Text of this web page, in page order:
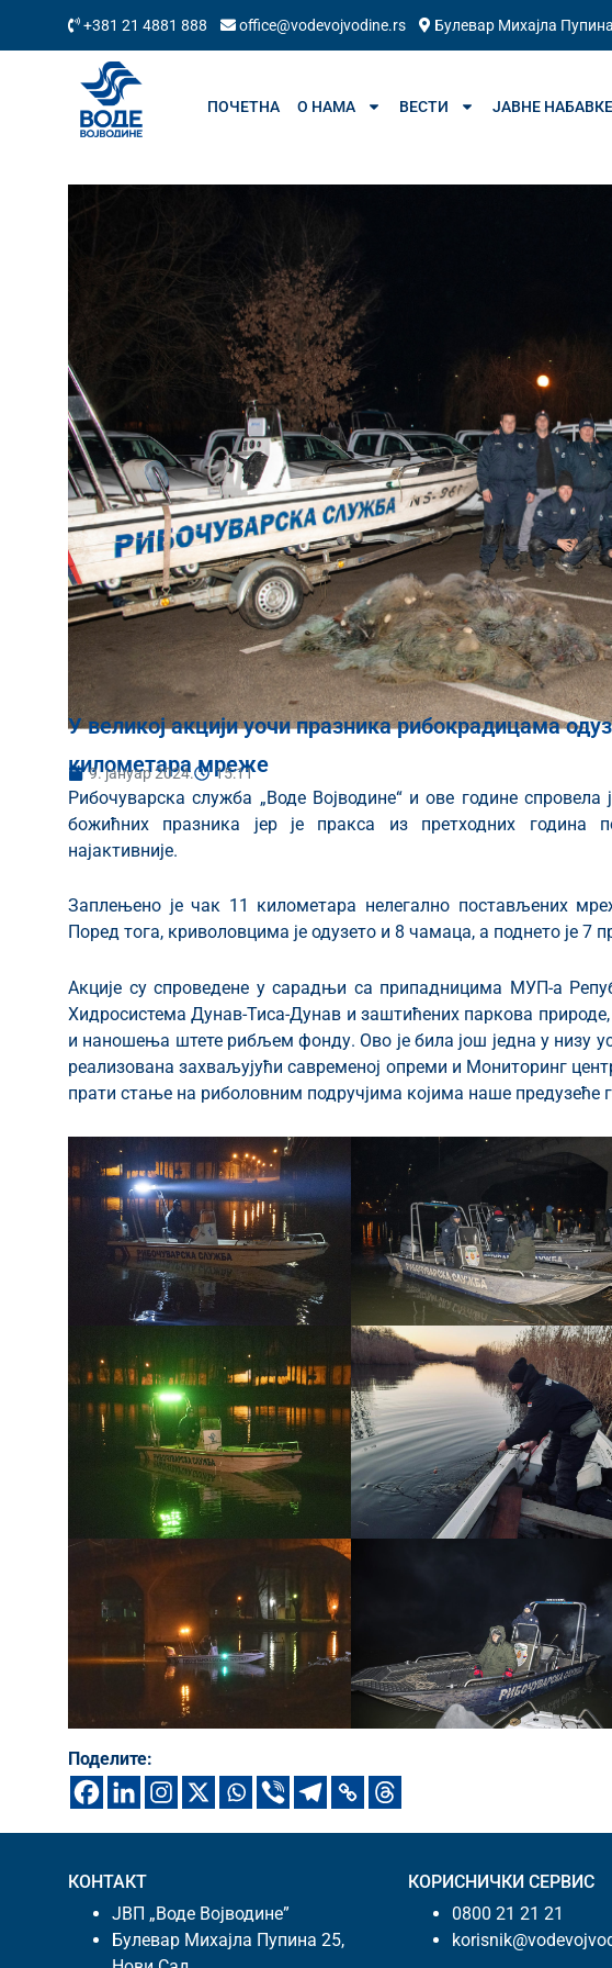
+381 21 4881 888 office@vodevojvodine.rs Булевар Михајла
ПОЧЕТНА О НАМА ВЕСТИ ЈАВНЕ НАБАВКЕ
У великој акцији уочи празника рибокрадицама
километара мреже
9. јануар 2024. 15:11
Рибочуварска служба „Воде Војводине“ и ове године
божићних празника јер је пракса из претходних година
најактивније.
Заплењено је чак 11 километара нелегално постављених
Поред тога, криволовцима је одузето и 8 чамаца, а поднето је 7
Акције су спроведене у сарадњи са припадницима МУП-а
Хидросистема Дунав-Тиса-Дунав и заштићених паркова
и наношења штете рибљем фонду. Ово је била још једна у низу
реализована захваљујући савременој опреми и Мониторинг
прати стање на риболовним подручјима којима наше предузеће
Поделите:
КОНТАКТ
ЈВП „Воде Војводине”
Булевар Михајла Пупина 25,
КОРИСНИЧКИ СЕРВИС
0800 21 21 21